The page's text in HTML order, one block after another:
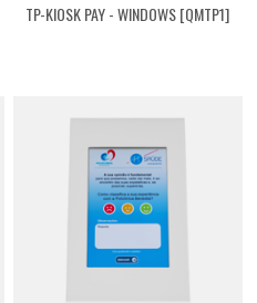
TP-KIOSK PAY - WINDOWS [QMTP1]